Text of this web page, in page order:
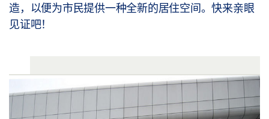
造，以便为市民提供一种全新的居住空间。快来亲眼
见证吧！